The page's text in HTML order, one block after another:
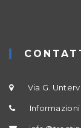
Via G.
Informazioni